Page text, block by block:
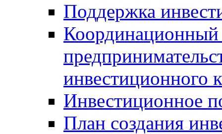
Поддержка
Координационный
инвестиционного
Инвестиционное
План создания